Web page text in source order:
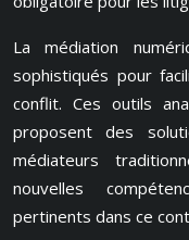
La médiation
sophistiqués pour
conflit. Ces outils
proposent des
médiateurs
nouvelles
pertinents dans ce